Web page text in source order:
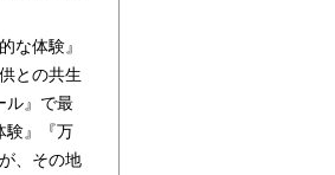
な体験』
との共生
ル』で最
験』『万
、その地